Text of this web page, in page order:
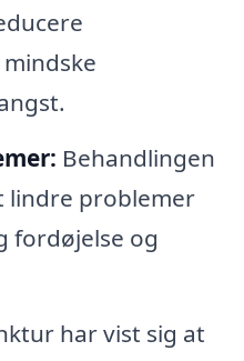
Behandlingen
lindre problemer
fordøjelse og
har vist sig at